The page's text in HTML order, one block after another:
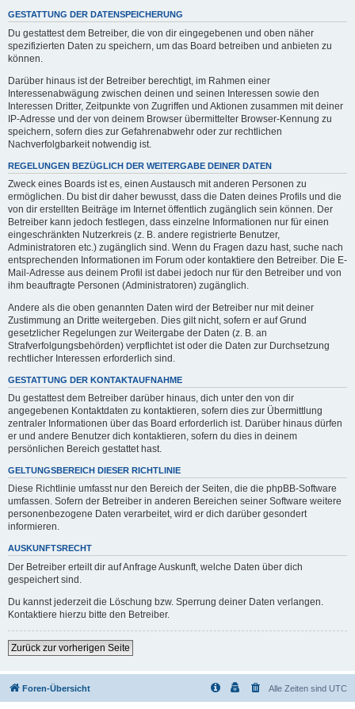
GESTATTUNG DER DATENSPEICHERUNG
Du gestattest dem Betreiber, die von dir eingegebenen und oben näher
spezifizierten Daten zu speichern, um das Board betreiben und anbieten zu
können.
Darüber hinaus ist der Betreiber berechtigt, im Rahmen einer
Interessenabwägung zwischen deinen und seinen Interessen sowie den
Interessen Dritter, Zeitpunkte von Zugriffen und Aktionen zusammen mit deiner
IP-Adresse und der von deinem Browser übermittelter Browser-Kennung zu
speichern, sofern dies zur Gefahrenabwehr oder zur rechtlichen
Nachverfolgbarkeit notwendig ist.
REGELUNGEN BEZÜGLICH DER WEITERGABE DEINER DATEN
Zweck eines Boards ist es, einen Austausch mit anderen Personen zu
ermöglichen. Du bist dir daher bewusst, dass die Daten deines Profils und die
von dir erstellten Beiträge im Internet öffentlich zugänglich sein können. Der
Betreiber kann jedoch festlegen, dass einzelne Informationen nur für einen
eingeschränkten Nutzerkreis (z. B. andere registrierte Benutzer,
Administratoren etc.) zugänglich sind. Wenn du Fragen dazu hast, suche nach
entsprechenden Informationen im Forum oder kontaktiere den Betreiber. Die E-
Mail-Adresse aus deinem Profil ist dabei jedoch nur für den Betreiber und von
ihm beauftragte Personen (Administratoren) zugänglich.
Andere als die oben genannten Daten wird der Betreiber nur mit deiner
Zustimmung an Dritte weitergeben. Dies gilt nicht, sofern er auf Grund
gesetzlicher Regelungen zur Weitergabe der Daten (z. B. an
Strafverfolgungsbehörden) verpflichtet ist oder die Daten zur Durchsetzung
rechtlicher Interessen erforderlich sind.
GESTATTUNG DER KONTAKTAUFNAHME
Du gestattest dem Betreiber darüber hinaus, dich unter den von dir
angegebenen Kontaktdaten zu kontaktieren, sofern dies zur Übermittlung
zentraler Informationen über das Board erforderlich ist. Darüber hinaus dürfen
er und andere Benutzer dich kontaktieren, sofern du dies in deinem
persönlichen Bereich gestattet hast.
GELTUNGSBEREICH DIESER RICHTLINIE
Diese Richtlinie umfasst nur den Bereich der Seiten, die die phpBB-Software
umfassen. Sofern der Betreiber in anderen Bereichen seiner Software weitere
personenbezogene Daten verarbeitet, wird er dich darüber gesondert
informieren.
AUSKUNFTSRECHT
Der Betreiber erteilt dir auf Anfrage Auskunft, welche Daten über dich
gespeichert sind.
Du kannst jederzeit die Löschung bzw. Sperrung deiner Daten verlangen.
Kontaktiere hierzu bitte den Betreiber.
Zurück zur vorherigen Seite
Foren-Übersicht Alle Zeiten sind UTC